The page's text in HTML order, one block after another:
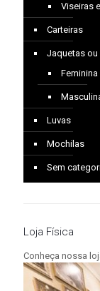
Viseiras
Carteiras
Jaquetas
Feminina
Luvas
Mochilas
Sem
Loja Física
Conheça nossa